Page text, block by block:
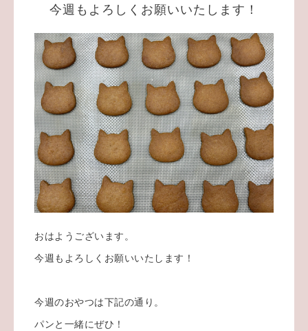
今週もよろしくお願いいたします！
おはようございます。
今週もよろしくお願いいたします！
今週のおやつは下記の通り。
パンと一緒にぜひ！